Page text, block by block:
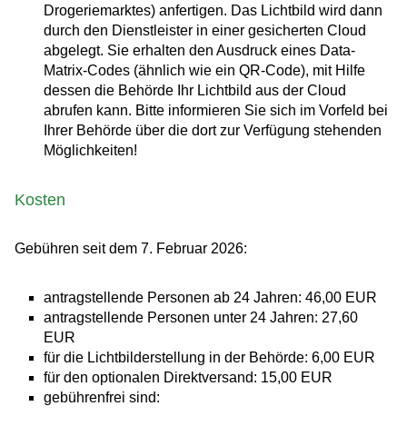
Drogeriemarktes) anfertigen. Das Lichtbild wird dann
durch den Dienstleister in einer gesicherten Cloud
abgelegt. Sie erhalten den Ausdruck eines Data-
Matrix-Codes (ähnlich wie ein QR-Code), mit Hilfe
dessen die Behörde Ihr Lichtbild aus der Cloud
abrufen kann. Bitte informieren Sie sich im Vorfeld bei
Ihrer Behörde über die dort zur Verfügung stehenden
Möglichkeiten!
Kosten
Gebühren seit dem 7. Februar 2026:
antragstellende Personen ab 24 Jahren: 46,00 EUR
antragstellende Personen unter 24 Jahren: 27,60
EUR
für die Lichtbilderstellung in der Behörde: 6,00 EUR
für den optionalen Direktversand: 15,00 EUR
gebührenfrei sind: